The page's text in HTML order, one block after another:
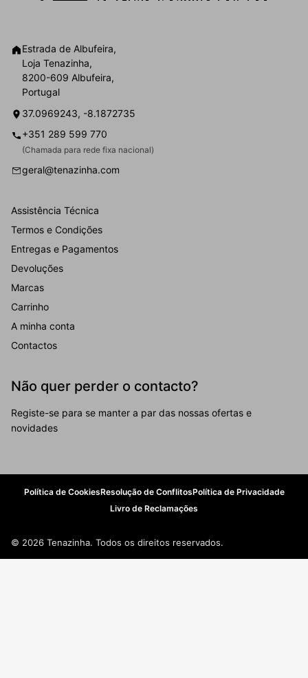
Estrada de Albufeira,
Loja Tenazinha,
8200-609 Albufeira,
Portugal
37.0969243, -8.1872735
+351 289 599 770
(Chamada para rede fixa nacional)
geral@tenazinha.com
Assistência Técnica
Termos e Condições
Entregas e Pagamentos
Devoluções
Marcas
Carrinho
A minha conta
Contactos
Não quer perder o contacto?
Registe-se para se manter a par das nossas ofertas e
novidades
Política de CookiesResolução de ConflitosPolítica de Privacidade
Livro de Reclamações
© 2026 Tenazinha. Todos os direitos reservados.